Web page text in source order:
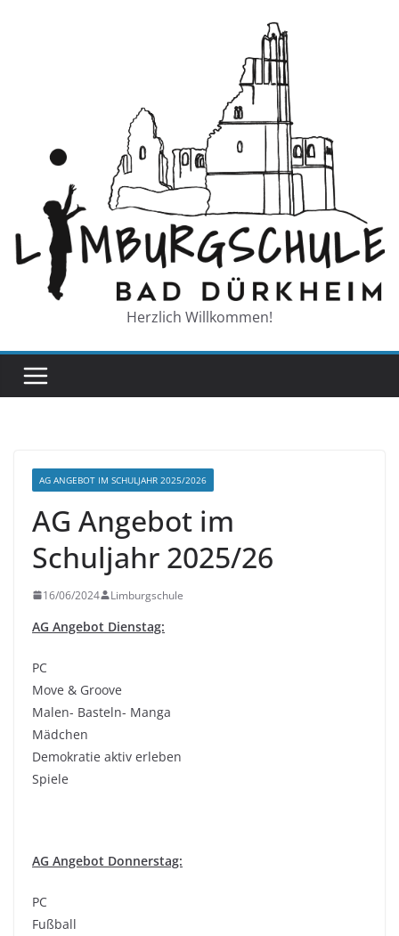
Herzlich Willkommen!
AG ANGEBOT IM SCHULJAHR 2025/2026
AG Angebot im
Schuljahr 2025/26
16/06/2024 Limburgschule
AG Angebot Dienstag:
PC
Move & Groove
Malen- Basteln- Manga
Mädchen
Demokratie aktiv erleben
Spiele
AG Angebot Donnerstag:
PC
Fußball